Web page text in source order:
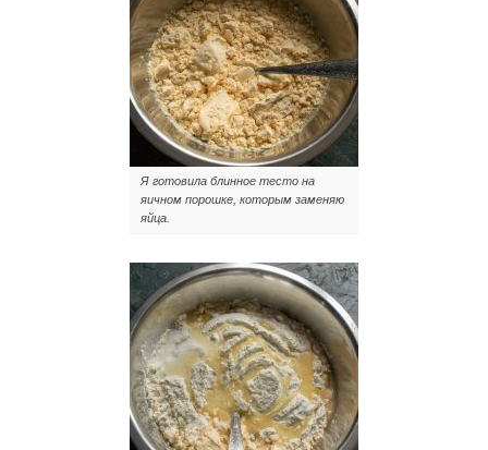
Я готовила блинное тесто на
яичном порошке, которым заменяю
яйца.